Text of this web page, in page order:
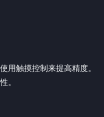
用触摸控制来提高精度。
。